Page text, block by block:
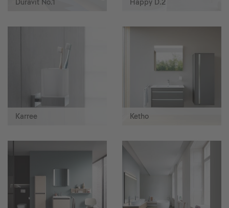
Duravit No.1 Happy D.2
Karree Ketho